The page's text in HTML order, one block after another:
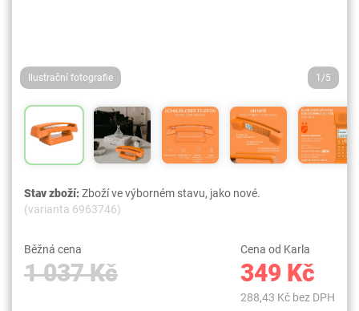
Ilustrační fotografie 1/5
Stav zboží:Zboží ve výborném stavu, jako nové.
(varianta 6963746)
Běžná cena
1 037 Kč
Cena od Karla
349 Kč
288,43 Kč bez DPH